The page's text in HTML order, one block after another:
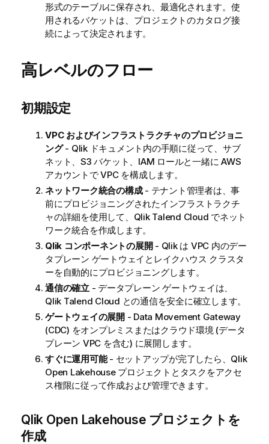
形式のテーブルに保存され、最適化されます。使
用されるバケットは、プロジェクトのカタログ接
続によって決定されます。
高レベルのフロー
初期設定
VPC およびインフラストラクチャのプロビジョニ
ング- Qlikドキュメント内の手順に従って、サブ
ネット、S3 バケット、IAM ロールと一緒に AWS
アカウントで VPC を構成します。
ネットワーク統合の構成- テナント管理者は、事
前にプロビジョニングされたインフラストラクチ
ャの詳細を使用して、 Qlik Talend Cloud でネット
ワーク統合を作成します。
Qlik コンポーネントの展開- Qlikは VPC 内のデー
タプレーン ゲートウェイとレイクハウス クラスタ
ーを自動的にプロビジョニングします。
通信の確立- データプレーン ゲートウェイは、
Qlik Talend Cloud との通信を安全に確立します。
ゲートウェイの展開- Data Movement Gateway
(CDC) をオンプレミスまたはクラウド環境 (データ
プレーン VPC を含む) に展開します。
すぐに運用可能- セットアップが完了したら、 Qlik
Open Lakehouseプロジェクトとタスクをアクセ
ス権限に従って作成および管理できます。
Qlik Open Lakehouse プロジェクトを
作成